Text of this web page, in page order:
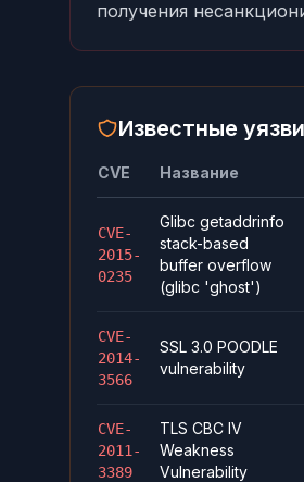
получения
Известные
CVE Название
CVE-
2015-
0235
Glibc getaddrinfo
stack-based
buffer overflow
(glibc 'ghost')
CVE-
2014-
3566
SSL 3.0 POODLE
vulnerability
CVE-
2011-
3389
TLS CBC IV
Weakness
Vulnerability